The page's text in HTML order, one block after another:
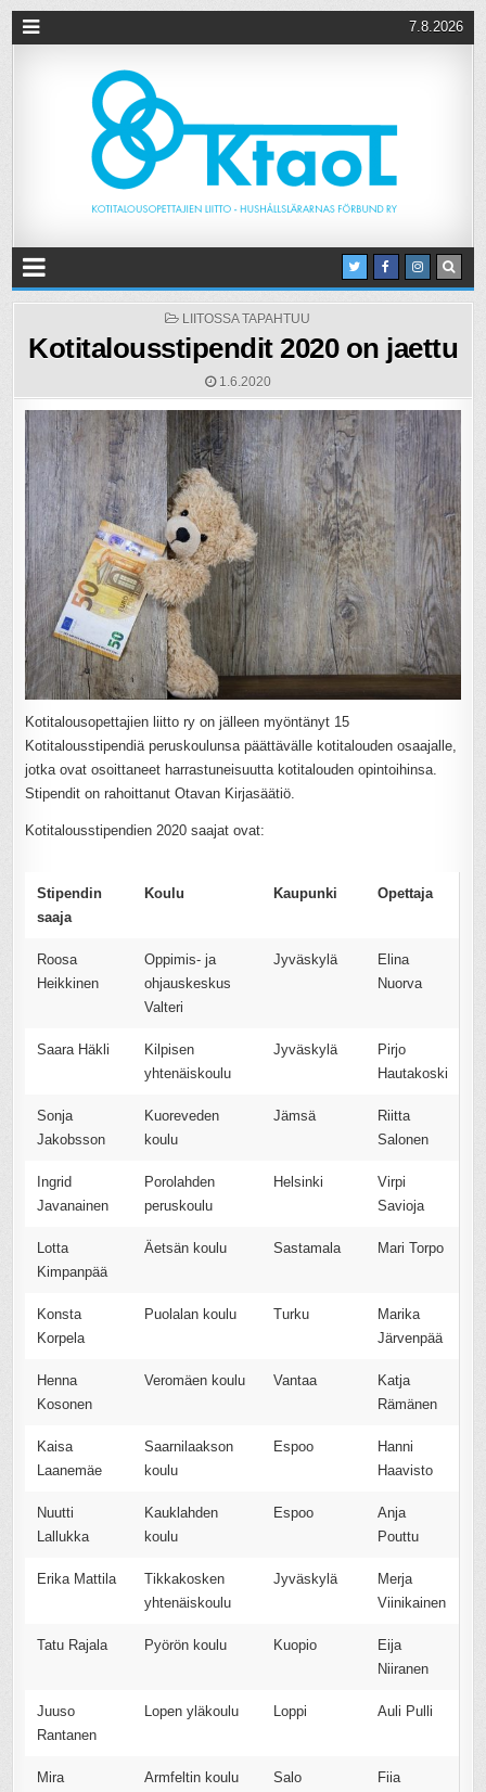
7.8.2026
POSTED
LIITOSSA TAPAHTUU
Kotitalousstipendit 2020 on jaettu
1.6.2020
Kotitalousopettajien liitto ry on jälleen myöntänyt 15
Kotitalousstipendiä peruskoulunsa päättävälle kotitalouden osaajalle,
jotka ovat osoittaneet harrastuneisuutta kotitalouden opintoihinsa.
Stipendit on rahoittanut Otavan Kirjasäätiö.
Kotitalousstipendien 2020 saajat ovat:
Stipendin
saaja
Koulu Kaupunki Opettaja
Roosa
Heikkinen
Oppimis- ja
ohjauskeskus
Valteri
Jyväskylä
Elina
Nuorva
Saara Häkli
Kilpisen
yhtenäiskoulu
Jyväskylä
Pirjo
Hautakoski
Sonja
Jakobsson
Kuoreveden
koulu
Jämsä
Riitta
Salonen
Ingrid
Javanainen
Porolahden
peruskoulu
Helsinki
Virpi
Savioja
Lotta
Kimpanpää
Äetsän koulu Sastamala Mari Torpo
Konsta
Korpela
Puolalan koulu Turku
Marika
Järvenpää
Henna
Kosonen
Veromäen koulu Vantaa
Katja
Rämänen
Kaisa
Laanemäe
Saarnilaakson
koulu
Espoo
Hanni
Haavisto
Nuutti
Lallukka
Kauklahden
koulu
Espoo
Anja
Pouttu
Erika Mattila
Tikkakosken
yhtenäiskoulu
Jyväskylä
Merja
Viinikainen
Tatu Rajala Pyörön koulu Kuopio
Eija
Niiranen
Juuso
Rantanen
Lopen yläkoulu Loppi Auli Pulli
Mira
Armfeltin koulu Salo
Fiia